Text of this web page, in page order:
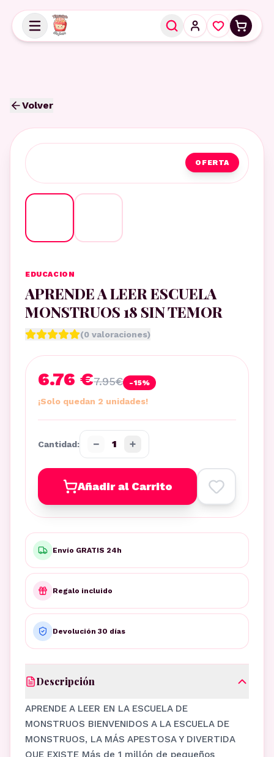
Volver
OFERTA
EDUCACION
APRENDE A LEER ESCUELA
MONSTRUOS 18 SIN TEMOR
(0 valoraciones)
6.76 €7.95€ -15%
¡Solo quedan 2 unidades!
Cantidad: − 1 +
Añadir al Carrito
Envío GRATIS 24h
Regalo incluido
Devolución 30 días
Descripción
APRENDE A LEER EN LA ESCUELA DE
MONSTRUOS BIENVENIDOS A LA ESCUELA DE
MONSTRUOS, LA MÁS APESTOSA Y DIVERTIDA
QUE EXISTE Más de 1 millón de pequeños